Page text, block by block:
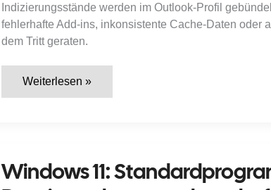
Indizierungsstände werden im Outlook-Profil
fehlerhafte Add-ins, inkonsistente Cache-Daten oder
dem Tritt geraten.
Outlook-
es
hilft,
Weiterlesen »
Windows 11: